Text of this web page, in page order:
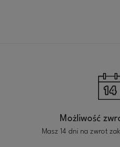
Możliwość
Masz 14 dni na zwrot